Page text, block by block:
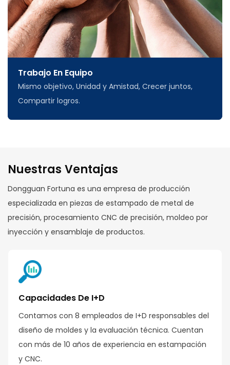
Trabajo En Equipo
Mismo objetivo, Unidad y Amistad, Crecer juntos,
Compartir logros.
Nuestras Ventajas
Dongguan Fortuna es una empresa de producción
especializada en piezas de estampado de metal de
precisión, procesamiento CNC de precisión, moldeo por
inyección y ensamblaje de productos.
Capacidades De I+D
Contamos con 8 empleados de I+D responsables del
diseño de moldes y la evaluación técnica. Cuentan
con más de 10 años de experiencia en estampación
y CNC.